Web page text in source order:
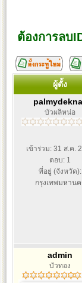
ต้องการลบ
ผู้ตั้ง
บัวผลิหน่อ
เข้าร่วม: 31 ส.ค.
ตอบ: 1
ที่อยู่ (จังหวัด):
กรุงเทพมหาน
admin
บัวทอง